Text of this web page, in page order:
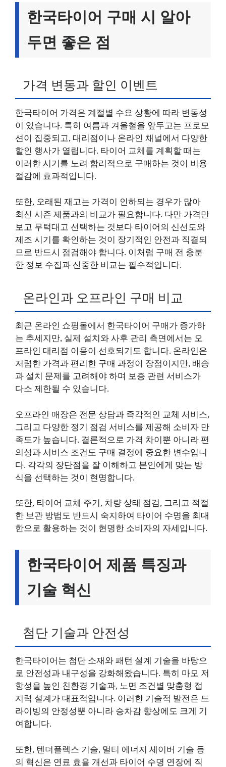
한국타이어 구매 시 알아
두면 좋은 점
가격 변동과 할인 이벤트
한국타이어 가격은 계절별 수요 상황에 따라 변동성
이 있습니다. 특히 여름과 겨울철을 앞두고는 프로모
션이 집중되고, 대리점이나 온라인 채널에서 다양한
할인 행사가 열립니다. 타이어 교체를 계획할 때는
이러한 시기를 노려 합리적으로 구매하는 것이 비용
절감에 효과적입니다.
또한, 오래된 재고는 가격이 인하되는 경우가 많아
최신 시즌 제품과의 비교가 필요합니다. 다만 가격만
보고 무턱대고 선택하는 것보다 타이어의 신선도와
제조 시기를 확인하는 것이 장기적인 안전과 직결되
므로 반드시 점검해야 합니다. 이처럼 구매 전 충분
한 정보 수집과 신중한 비교는 필수적입니다.
온라인과 오프라인 구매 비교
최근 온라인 쇼핑몰에서 한국타이어 구매가 증가하
는 추세지만, 실제 설치와 사후 관리 측면에서는 오
프라인 대리점 이용이 선호되기도 합니다. 온라인은
저렴한 가격과 편리한 구매 과정이 장점이지만, 배송
과 설치 문제를 고려해야 하며 보증 관련 서비스가
다소 제한될 수 있습니다.
오프라인 매장은 전문 상담과 즉각적인 교체 서비스,
그리고 다양한 정기 점검 서비스를 제공해 소비자 만
족도가 높습니다. 결론적으로 가격 차이뿐 아니라 편
의성과 서비스 조건도 구매 결정에 중요한 변수입니
다. 각각의 장단점을 잘 이해하고 본인에게 맞는 방
식을 선택하는 것이 현명합니다.
또한, 타이어 교체 주기, 차량 상태 점검, 그리고 적절
한 보관 방법도 반드시 숙지하여 타이어 수명을 최대
한으로 활용하는 것이 현명한 소비자의 자세입니다.
한국타이어 제품 특징과
기술 혁신
첨단 기술과 안전성
한국타이어는 첨단 소재와 패턴 설계 기술을 바탕으
로 안전성과 내구성을 강화해왔습니다. 특히 마모 저
항성을 높인 친환경 기술과, 노면 조건별 맞춤형 접
지력 설계가 대표적입니다. 이러한 기술적 발전은 드
라이빙의 안정성뿐 아니라 승차감 향상에도 크게 기
여합니다.
또한, 텐더플렉스 기술, 멀티 에너지 세이버 기술 등
의 혁신은 연료 효율 개선과 타이어 수명 연장에 직